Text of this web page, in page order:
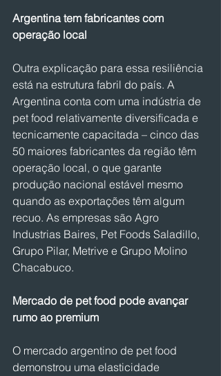
Argentina tem fabricantes com
operação local
Outra explicação para essa resiliência
está na estrutura fabril do país. A
Argentina conta com uma indústria de
pet food relativamente diversificada e
tecnicamente capacitada – cinco das
50 maiores fabricantes da região têm
operação local, o que garante
produção nacional estável mesmo
quando as exportações têm algum
recuo. As empresas são Agro
Industrias Baires, Pet Foods Saladillo,
Grupo Pilar, Metrive e Grupo Molino
Chacabuco.
Mercado de pet food pode avançar
rumo ao premium
O mercado argentino de pet food
demonstrou uma elasticidade